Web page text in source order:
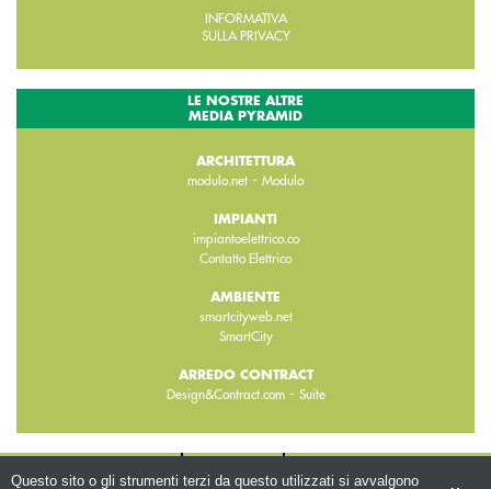
INFORMATIVA
SULLA PRIVACY
LE NOSTRE ALTRE
MEDIA PYRAMID
ARCHITETTURA
modulo.net - Modulo
IMPIANTI
impiantoelettrico.co
Contatto Elettrico
AMBIENTE
smartcityweb.net
SmartCity
ARREDO CONTRACT
Design&Contract.com- Suite
Questo sito o gli strumenti terzi da questo utilizzati si avvalgono